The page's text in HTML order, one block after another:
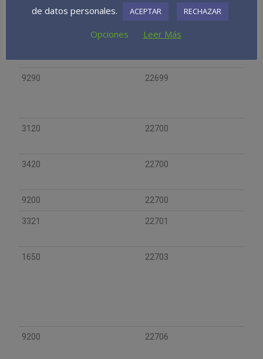
9290 22699
3120 22700
3420 22700
9200 22700
3321 22701
1650 22703
9200 22706
de datos personales. ACEPTAR RECHAZAR
Opciones Leer Más